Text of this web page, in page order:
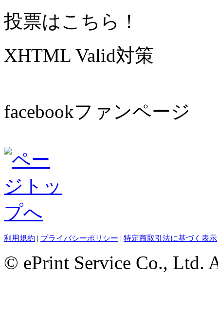
投票はこちら！
XHTML Valid対策
facebookファンページ
利用規約 | プライバシーポリシー | 特定商取引法に基づく表示
© ePrint Service Co., Ltd.